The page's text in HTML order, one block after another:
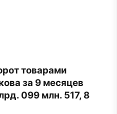
товарами
за 9 месяцев
099 млн. 517, 8